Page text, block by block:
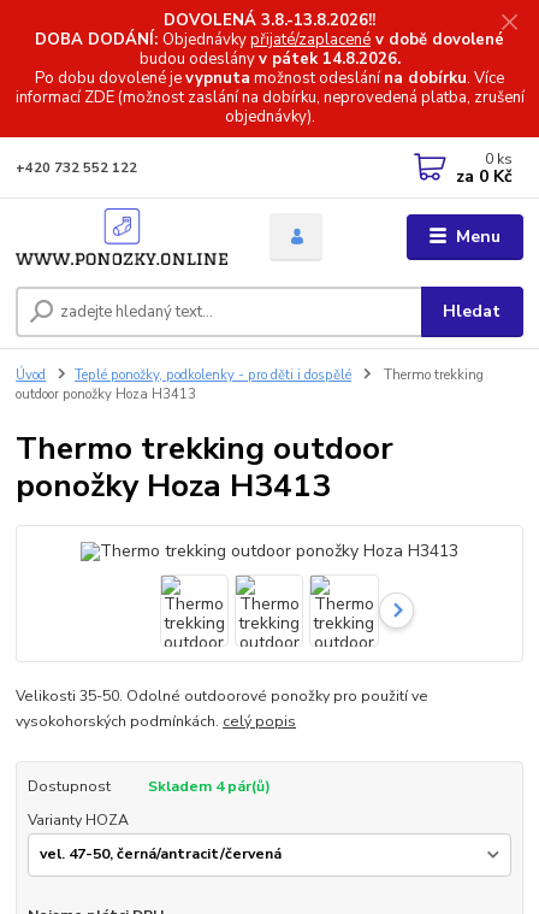
DOVOLENÁ 3.8.-13.8.2026!!
DOBA DODÁNÍ: Objednávkypřijaté/zaplacené v době dovolené
budou odeslányv pátek 14.8.2026.
Po dobu dovolené jevypnuta možnost odeslánína dobírku. Více
informacíZDE (možnost zaslání na dobírku, neprovedená platba, zrušení
objednávky).
Menu
Hledat
+420 732 552 122 0 ks
za 0 Kč
Úvod Teplé ponožky, podkolenky - pro děti i dospělé
Thermo trekking
outdoor ponožky Hoza H3413
Thermo trekking outdoor
ponožky Hoza H3413
Velikosti 35-50. Odolné outdoorové ponožky pro použití ve
vysokohorských podmínkách. celý popis
Dostupnost
Skladem 4 pár(ů)
Varianty HOZA